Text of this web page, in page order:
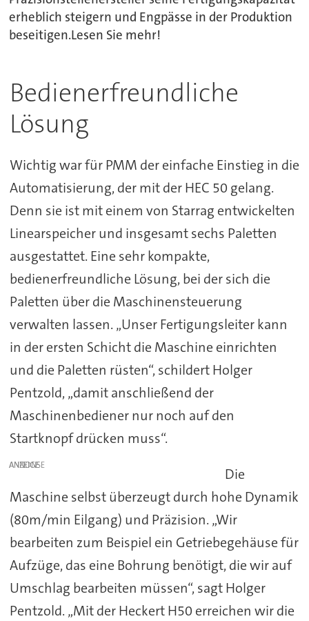
erheblich steigern und Engpässe in der Produktion
beseitigen.Lesen Sie mehr!
Bedienerfreundliche
Lösung
Wichtig war für PMM der einfache Einstieg in die
Automatisierung, der mit der HEC 50 gelang.
Denn sie ist mit einem von Starrag entwickelten
Linearspeicher und insgesamt sechs Paletten
ausgestattet. Eine sehr kompakte,
bedienerfreundliche Lösung, bei der sich die
Paletten über die Maschinensteuerung
verwalten lassen. „Unser Fertigungsleiter kann
in der ersten Schicht die Maschine einrichten
und die Paletten rüsten“, schildert Holger
Pentzold, „damit anschließend der
Maschinenbediener nur noch auf den
Startknopf drücken muss“.
ANZEIGE
Die
Maschine selbst überzeugt durch hohe Dynamik
(80m/min Eilgang) und Präzision. „Wir
bearbeiten zum Beispiel ein Getriebegehäuse für
Aufzüge, das eine Bohrung benötigt, die wir auf
Umschlag bearbeiten müssen“, sagt Holger
Pentzold. „Mit der Heckert H50 erreichen wir die